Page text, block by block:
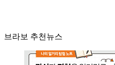
브라보 추천뉴스